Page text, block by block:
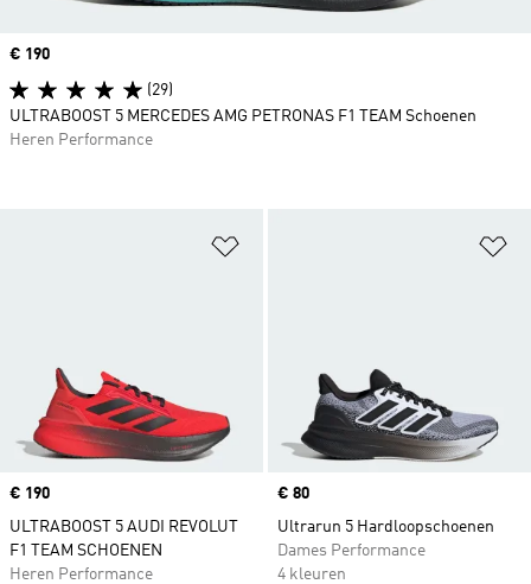
Price
€ 190
ULTRABOOST 5 AUDI REVOLUT
F1 TEAM SCHOENEN
Heren Performance
Price
€ 80
Ultrarun 5 Hardloopschoenen
Dames Performance
4 kleuren
Price
€ 190
(29)
ULTRABOOST 5 MERCEDES AMG PETRONAS F1 TEAM Schoenen
Heren Performance